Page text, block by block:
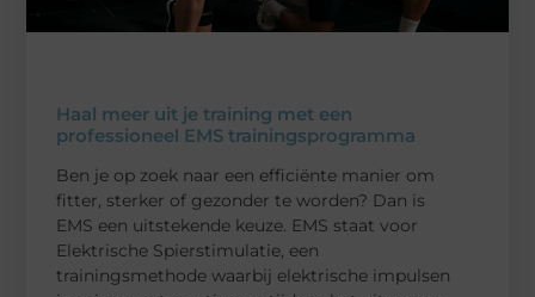
Haal meer uit je training met een
professioneel EMS trainingsprogramma
Ben je op zoek naar een efficiënte manier om
fitter, sterker of gezonder te worden? Dan is
EMS een uitstekende keuze. EMS staat voor
Elektrische Spierstimulatie, een
trainingsmethode waarbij elektrische impulsen